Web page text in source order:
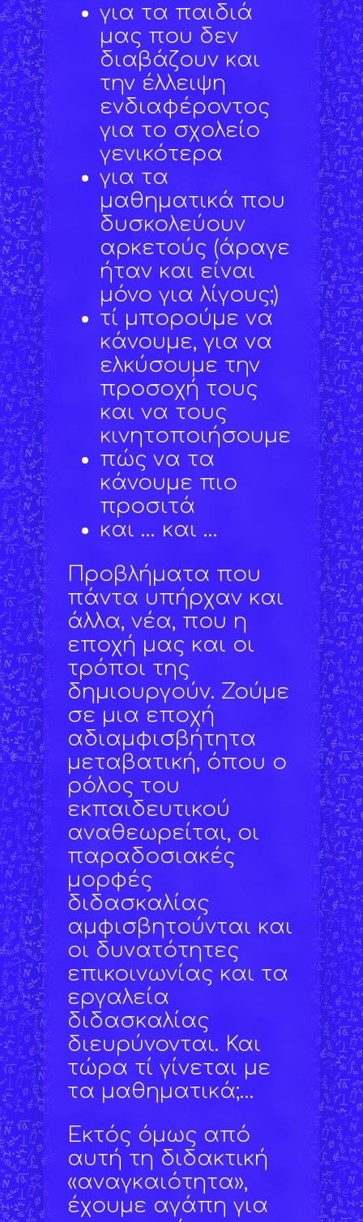
για τα παιδιά
μας που δεν
διαβάζουν και
την έλλειψη
ενδιαφέροντος
για το σχολείο
γενικότερα
για τα
μαθηματικά που
δυσκολεύουν
αρκετούς (άραγε
ήταν και είναι
μόνο για λίγους;)
τί μπορούμε να
κάνουμε, για να
ελκύσουμε την
προσοχή τους
και να τους
κινητοποιήσουμε
πώς να τα
κάνουμε πιο
προσιτά
και … και …
Προβλήματα που
πάντα υπήρχαν και
άλλα, νέα, που η
εποχή μας και οι
τρόποι της
δημιουργούν. Ζούμε
σε μια εποχή
αδιαμφισβήτητα
μεταβατική, όπου ο
ρόλος του
εκπαιδευτικού
αναθεωρείται, οι
παραδοσιακές
μορφές
διδασκαλίας
αμφισβητούνται και
οι δυνατότητες
επικοινωνίας και τα
εργαλεία
διδασκαλίας
διευρύνονται. Και
τώρα τί γίνεται με
τα μαθηματικά;…
Εκτός όμως από
αυτή τη διδακτική
«αναγκαιότητα»,
έχουμε αγάπη για